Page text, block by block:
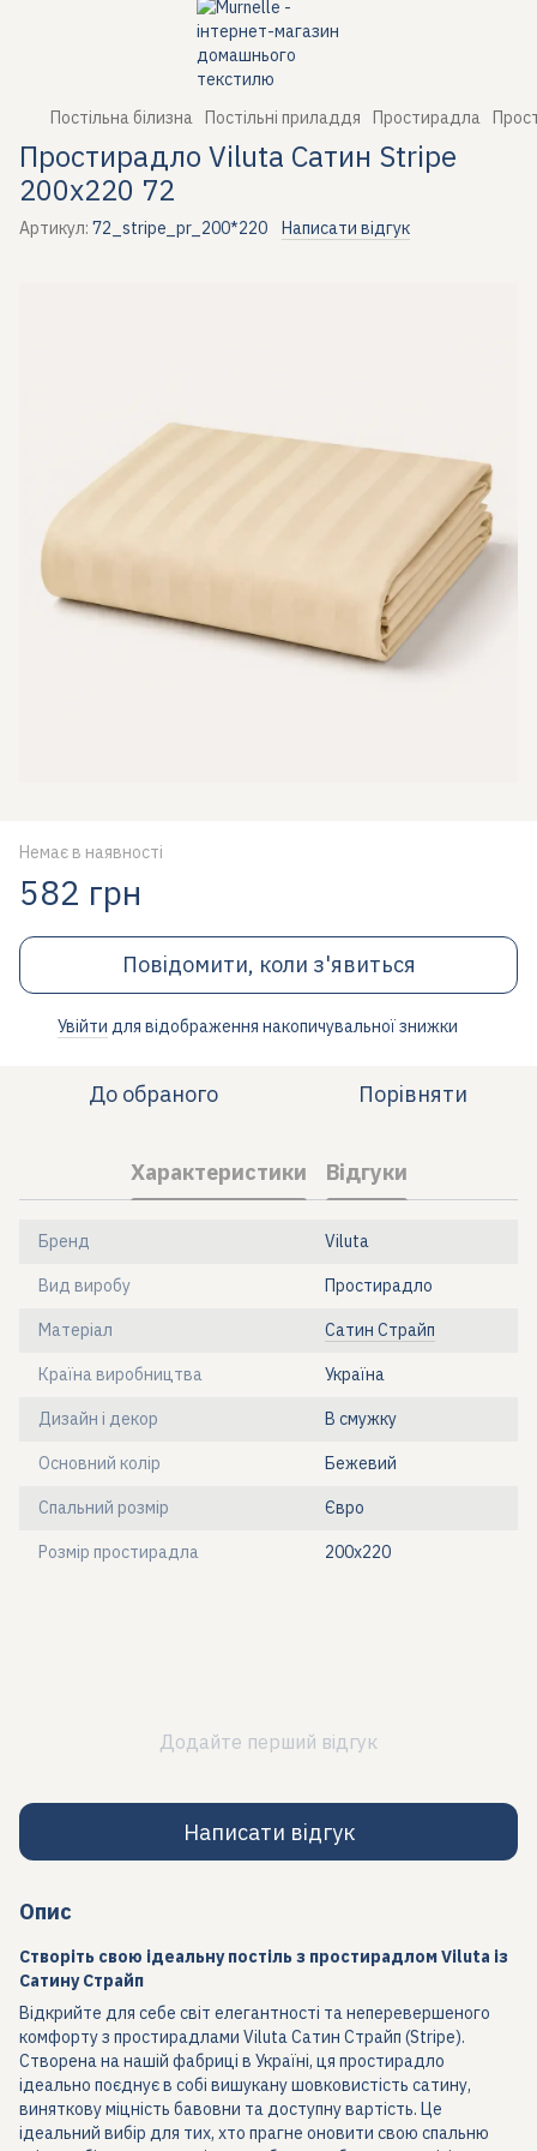
Постільна білизна Постільні приладдя Простирадла
Простирадло Viluta Сатин Stripe
200х220 72
Артикул: 72_stripe_pr_200*220 Написати відгук
Немає в наявності
582 грн
Повідомити, коли з'явиться
Увійти для відображення накопичувальної знижки
До обраного Порівняти
Характеристики Відгуки
Бренд Viluta
Вид виробу Простирадло
Матеріал Сатин Страйп
Країна виробництва Україна
Дизайн і декор В смужку
Основний колір Бежевий
Спальний розмір Євро
Розмір простирадла 200x220
Додайте перший відгук
Написати відгук
Опис
Створіть свою ідеальну постіль з простирадлом Viluta із
Сатину Страйп
Відкрийте для себе світ елегантності та неперевершеного
комфорту з простирадлами Viluta Сатин Страйп (Stripe).
Створена на нашій фабриці в Україні, ця простирадло
ідеально поєднує в собі вишукану шовковистість сатину,
виняткову міцність бавовни та доступну вартість. Це
ідеальний вибір для тих, хто прагне оновити свою спальню